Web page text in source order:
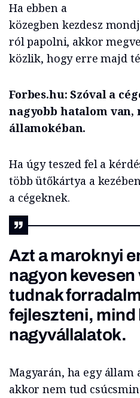
Ha ebben a
közegben kezdesz
rólpapolni, akkor
közlik, hogy erre majd
Forbes.hu: Szóval a
nagyobb hatalom van,
államokéban.
Ha úgy teszed fel a
több ütőkártya a
a cégeknek.
Azt a maroknyi
nagyon kevesen
tudnak
fejleszteni, mind
nagyvállalatok.
Magyarán, ha egy állam
akkor nem tud